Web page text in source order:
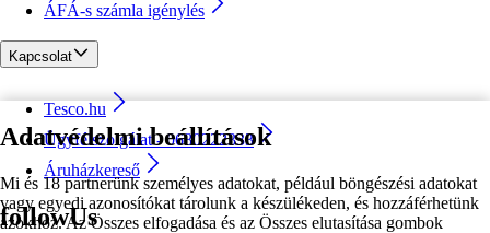
Adatvédelmi beállítások
Mi és 18 partnerünk személyes adatokat, például böngészési adatokat
vagy egyedi azonosítókat tárolunk a készülékeden, és hozzáférhetünk
azokhoz. Az Összes elfogadása és az Összes elutasítása gombok
ÁFÁ-s számla igénylés
Kapcsolat
Tesco.hu
Ügyfélszolgálat - 0680222333
Áruházkereső
followUs